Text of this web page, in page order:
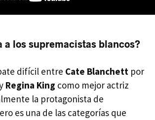
a los supremacistas blancos?
difícil entre Cate Blanchett por
Regina King como mejor actriz
la protagonista de
es una de las categorías que